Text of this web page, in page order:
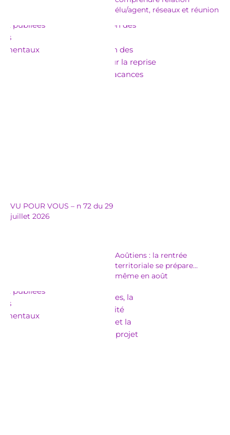
élu/agent, réseaux et réunion
VU POUR VOUS – n 72 du 29
juillet 2026
Aoûtiens : la rentrée
territoriale se prépare…
même en août